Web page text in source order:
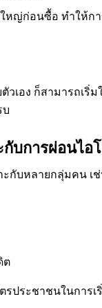
หญ่ก่อนซื้อ ทำให้กา
เอง ก็สามารถเริ่ม
บ
กับการผ่อนไอ
ะกับหลายกลุ่มคน เ
ต
รประชาชนในการเ